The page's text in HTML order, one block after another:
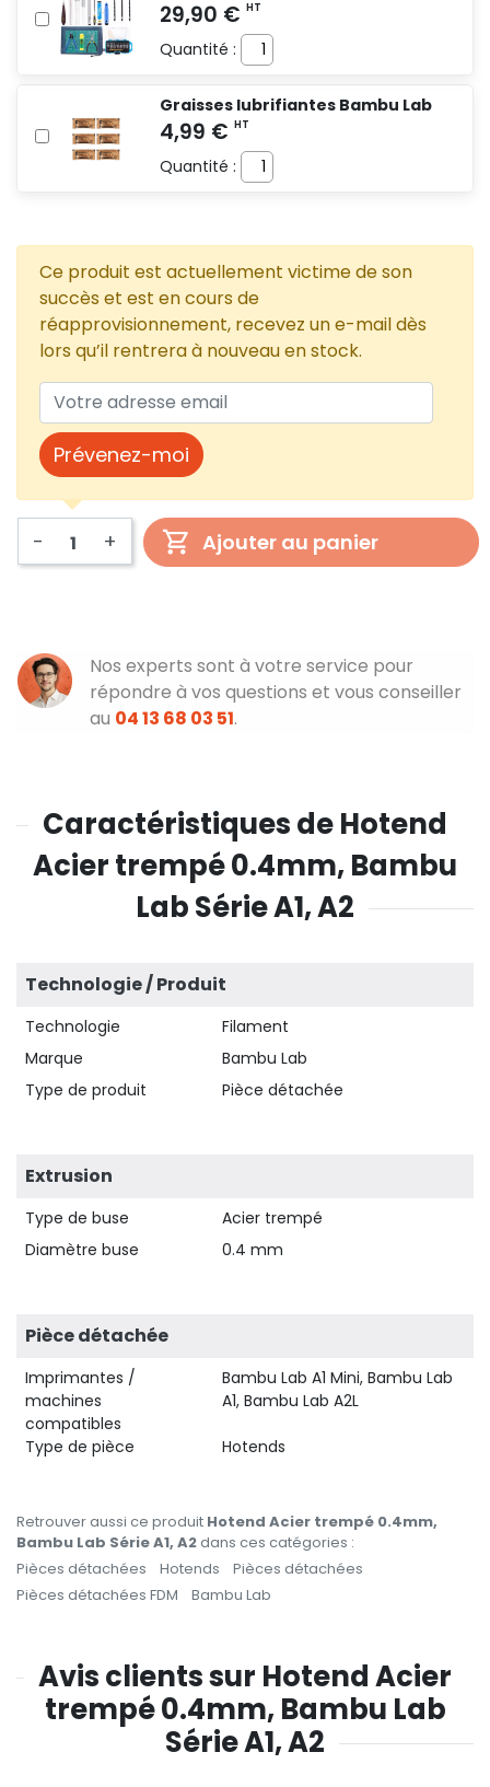
29,90
Quantité :
Graisses lubrifiantes Bambu Lab
Quantité :
Ce produit est actuellement victime de son
succès et est en cours de
réapprovisionnement, recevez un e-mail dès
lors qu’il rentrera à nouveau en stock.
Prévenez-moi
- + Ajouter au panier
Nos experts sont à votre service pour
répondre à vos questions et vous conseiller
au 04 13 68 03 51.
Caractéristiques de Hotend
Acier trempé 0.4mm, Bambu
Lab Série A1, A2
Technologie / Produit
Technologie
Filament
Marque
Bambu Lab
Type de produit
Pièce détachée
Extrusion
Type de buse
Acier trempé
Diamètre buse
0.4 mm
Pièce détachée
Imprimantes /
machines
compatibles
Bambu Lab A1 Mini, Bambu Lab
A1, Bambu Lab A2L
Type de pièce Hotends
Retrouver aussi ce produit Hotend Acier trempé 0.4mm,
Bambu Lab Série A1, A2dans ces catégories :
Pièces détachées
Hotends
Pièces détachées
Pièces détachées FDM
Bambu Lab
Avis clients sur Hotend Acier
trempé 0.4mm, Bambu Lab
Série A1, A2